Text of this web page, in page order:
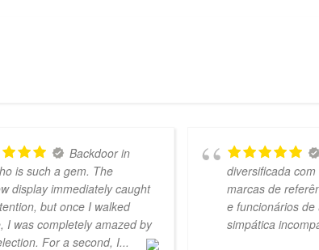
Backdoor in
is such a gem. The
display immediately caught
but once I walked
I was completely amazed by
For a second, I...
diversificada
marcas de
e funcionários
simpática